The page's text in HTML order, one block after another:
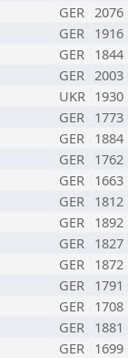
GER 2076
GER 1916
GER 1844
GER 2003
UKR 1930
GER 1773
GER 1884
GER 1762
GER 1663
GER 1812
GER 1892
GER 1827
GER 1872
GER 1791
GER 1708
GER 1881
GER 1699